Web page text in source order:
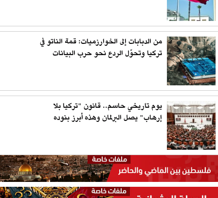
من الدبابات إلى الخوارزميات: قمة الناتو في
تركيا وتحوّل الردع نحو حرب البيانات
يوم تاريخي حاسم.. قانون "تركيا بلا
إرهاب" يصل البرلمان وهذه أبرز بنوده